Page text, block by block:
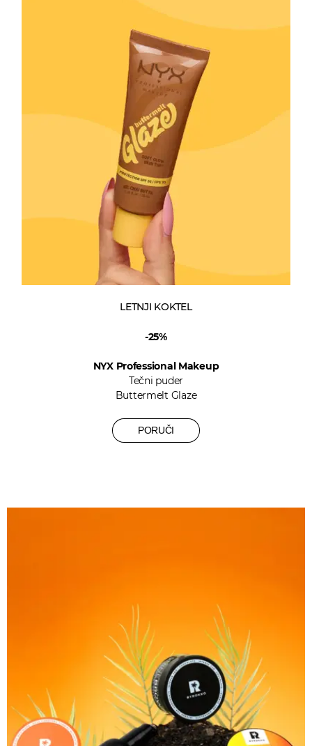
LETNJI KOKTEL
-25%
NYX Professional Makeup
Tečni puder
Buttermelt Glaze
PORUČI